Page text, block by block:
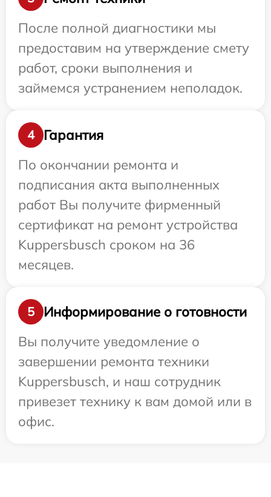
После полной диагностики мы
предоставим на утверждение смету
работ, сроки выполнения и
займемся устранением неполадок.
4
Гарантия
По окончании ремонта и
подписания акта выполненных
работ Вы получите фирменный
сертификат на ремонт устройства
Kuppersbusch сроком на 36
месяцев.
5
Информирование о готовности
Вы получите уведомление о
завершении ремонта техники
Kuppersbusch, и наш сотрудник
привезет технику к вам домой или в
офис.